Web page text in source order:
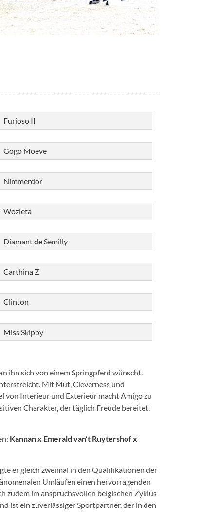
Furioso II
Gogo Moeve
Nimmerdor
Wozieta
Diamant de Semilly
Carthina Z
Clinton
Miss Skippy
ihn sich von einem Springpferd wünscht.
Mit Mut, Cleverness und
von Interieur und Exterieur macht Amigo zu
Charakter, der täglich Freude bereitet.
Kannan x Emerald van’t Ruytershof x
er gleich zweimal in den Qualifikationen der
Umläufen einen hervorragenden
zudem im anspruchsvollen belgischen Zyklus
ist ein zuverlässiger Sportpartner, der in den